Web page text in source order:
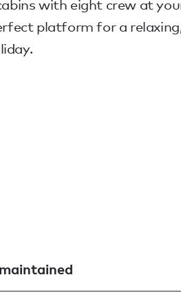
with eight crew at
platform for a